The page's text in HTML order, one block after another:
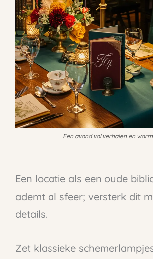
Een avond vol verhalen en
Een locatie als een oude
ademt al sfeer; versterk dit
details.
Zet klassieke